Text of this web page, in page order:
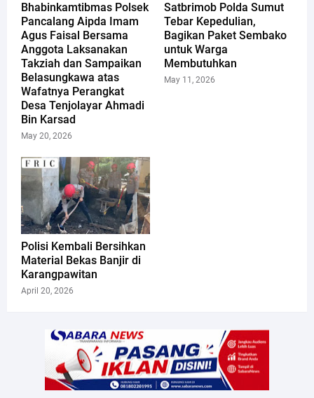
Bhabinkamtibmas Polsek
Pancalang Aipda Imam
Agus Faisal Bersama
Anggota Laksanakan
Takziah dan Sampaikan
Belasungkawa atas
Wafatnya Perangkat
Desa Tenjolayar Ahmadi
Bin Karsad
May 20, 2026
Satbrimob Polda Sumut
Tebar Kepedulian,
Bagikan Paket Sembako
untuk Warga
Membutuhkan
May 11, 2026
Polisi Kembali Bersihkan
Material Bekas Banjir di
Karangpawitan
April 20, 2026